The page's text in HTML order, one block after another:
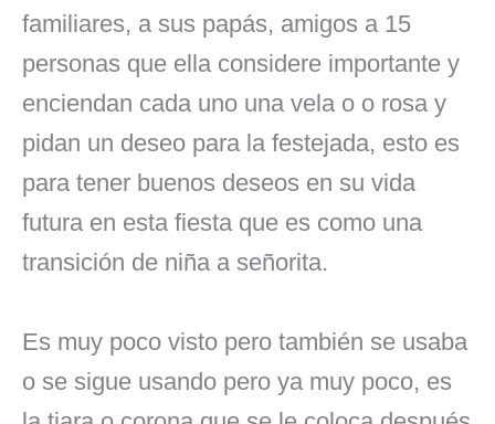
familiares, a sus papás, amigos a 15
personas que ella considere importante y
enciendan cada uno una vela o o rosa y
pidan un deseo para la festejada, esto es
para tener buenos deseos en su vida
futura en esta fiesta que es como una
transición de niña a señorita.
Es muy poco visto pero también se usaba
o se sigue usando pero ya muy poco, es